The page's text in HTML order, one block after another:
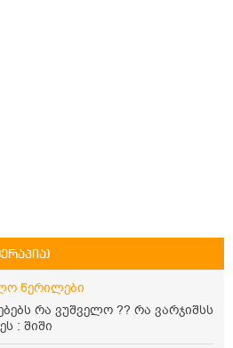
წერილები
რა ვუშველო ?? რა ვარჯიშსს
: შიში